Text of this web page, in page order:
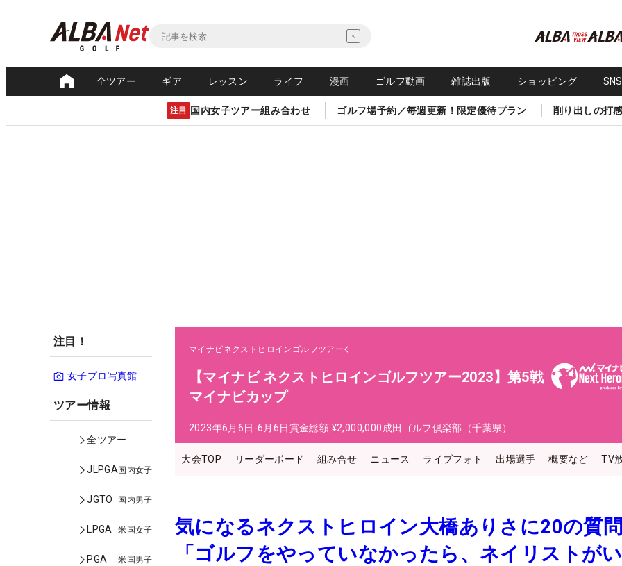
全ツアー ギア レッスン ライフ 漫画 ゴルフ動画 雑誌出版 ショッピング
注目 国内女子ツアー組み合わせ ゴルフ場予約／毎週更新！限定優待プラン 削り出しの打
注目！
女子プロ写真館
ツアー情報
全ツアー
JLPGA国内女子
JGTO 国内男子
LPGA 米国女子
PGA 米国男子
マイナビネクストヒロインゴルフツアー
【マイナビ ネクストヒロインゴルフツアー2023】第5戦
マイナビカップ
2023年6月6日-6月6日 賞金総額 ¥2,000,000成田ゴルフ倶楽部（千葉県）
大会TOP リーダーボード 組み合せ ニュース ライブフォト 出場選手 概要など TV
気になるネクストヒロイン大橋ありさに20の質
「ゴルフをやっていなかったら、ネイリストが